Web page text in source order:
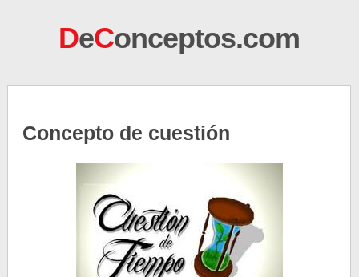
DeConceptos.com
Concepto de cuestión